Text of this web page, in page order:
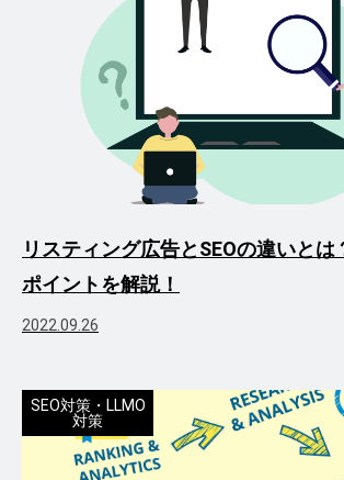
リスティング広告とSEOの違いと
ポイントを解説！
2022.09.26
SEO対策・LLMO
対策